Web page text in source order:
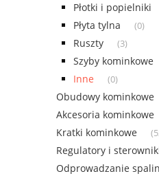
Płotki i popielniki
Płyta tylna (0)
Ruszty (3)
Szyby kominkowe
Inne (0)
Obudowy kominkowe
Akcesoria kominkowe
Kratki kominkowe
Regulatory i
Odprowadzanie spalin